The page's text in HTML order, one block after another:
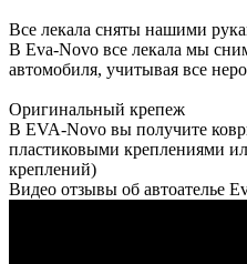
Все лекала сняты нашими
В Eva-Novo все лекала мы
автомобиля, учитывая все
Оригинальный крепеж
В EVA-Novo вы получите
пластиковыми креплениями
креплений)
Видео отзывы об автоателье